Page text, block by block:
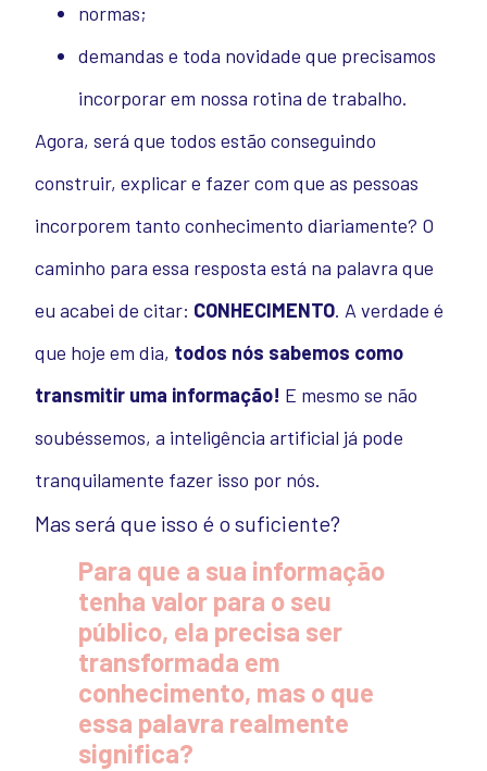
normas;
demandas e toda novidade que precisamos
incorporar em nossa rotina de trabalho.
Agora, será que todos estão conseguindo
construir, explicar e fazer com que as pessoas
incorporem tanto conhecimento diariamente? O
caminho para essa resposta está na palavra que
eu acabei de citar: CONHECIMENTO. A verdade é
que hoje em dia, todos nós sabemos como
transmitir uma informação! E mesmo se não
soubéssemos, a inteligência artificial já pode
tranquilamente fazer isso por nós.
Mas será que isso é o suficiente?
Para que a sua informação
tenha valor para o seu
público, ela precisa ser
transformada em
conhecimento, mas o que
essa palavra realmente
significa?